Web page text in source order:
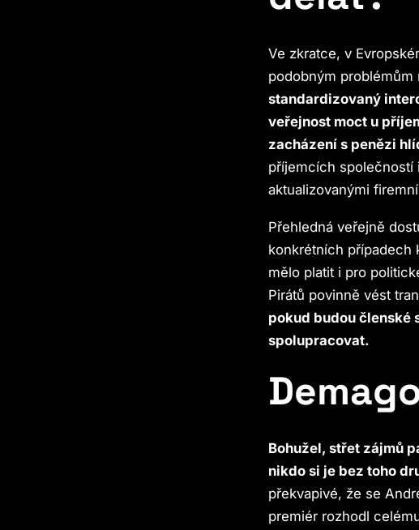
Ve zkratce, v
podobným
standardizovaný
veřejnost moct u
zacházení s penězi
příjemcích společností
aktualizovanými
Přehledná veřejně
konkrétních případech
mělo platit i pro
Pirátů povinně vést
pokud budou členské
spolupracovat.
Bohužel, střet zájmů
nikdo si je bez toho
překvapivé, že se
premiér rozhodl